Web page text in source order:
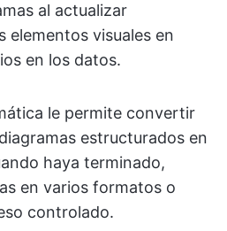
al actualizar
elementos visuales en
en los datos.
le permite convertir
estructurados en
haya terminado,
en varios formatos o
controlado.